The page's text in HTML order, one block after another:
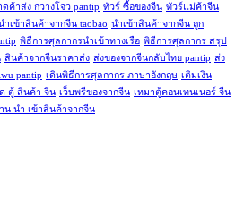
ค้าส่ง กวางโจว pantip ทัวร์ ซื้อของจีน ทัวร์แม่ค้าจีน
าเข้าสินค้าจากจีน taobao นําเข้าสินค้าจากจีน ถูก
พิธีการศุลกากรนำเข้าทางเรือ พิธีการศุลกากร สรุป
สินค้าจากจีนราคาส่ง ส่งของจากจีนกลับไทย pantip ส่ง
pantip เดินพิธีการศุลกากร ภาษาอังกฤษ เติมเงิน
ตู้ สินค้า จีน เว็บพรีของจากจีน เหมาตู้คอนเทนเนอร์ จีน
น นํา เข้าสินค้าจากจีน